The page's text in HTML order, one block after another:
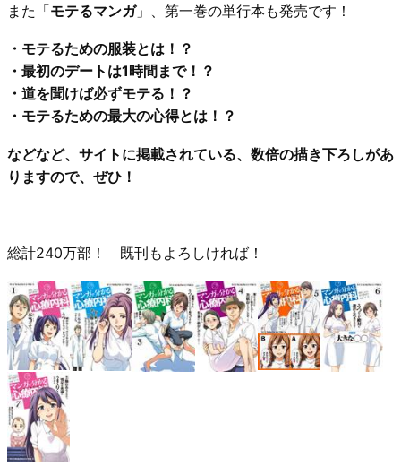
また「モテるマンガ」、第一巻の単行本も発売です！
・モテるための服装とは！？
・最初のデートは1時間まで！？
・道を聞けば必ずモテる！？
・モテるための最大の心得とは！？
などなど、サイトに掲載されている、数倍の描き下ろしがあ
りますので、ぜひ！
総計240万部！ 既刊もよろしければ！